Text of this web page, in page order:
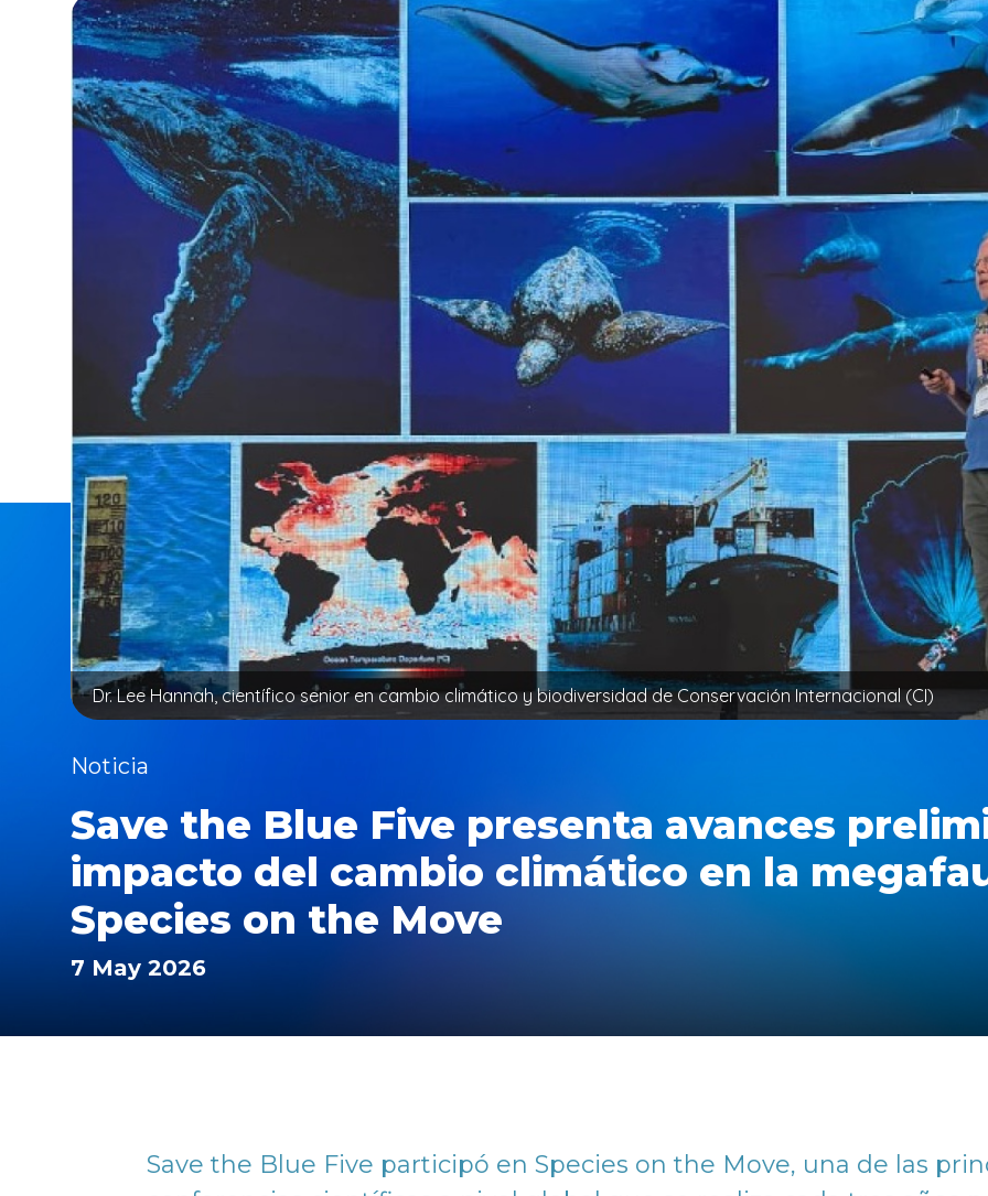
Dr. Lee Hannah, científico senior en cambio climático y biodiversidad de Conservación Internacional (CI)
Noticia
Save the Blue Five presenta avances
impacto del cambio climático en la
Species on the Move
7 May 2026
Save the Blue Five participó en Species on the Move, una de las